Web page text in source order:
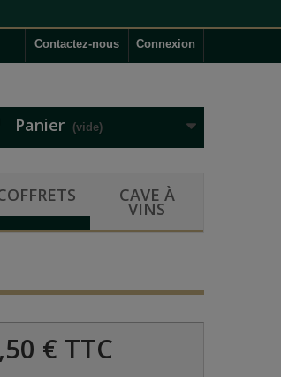
Connexion
Contactez-nous
Panier (vide)
CAVE À
VINS
€ TTC